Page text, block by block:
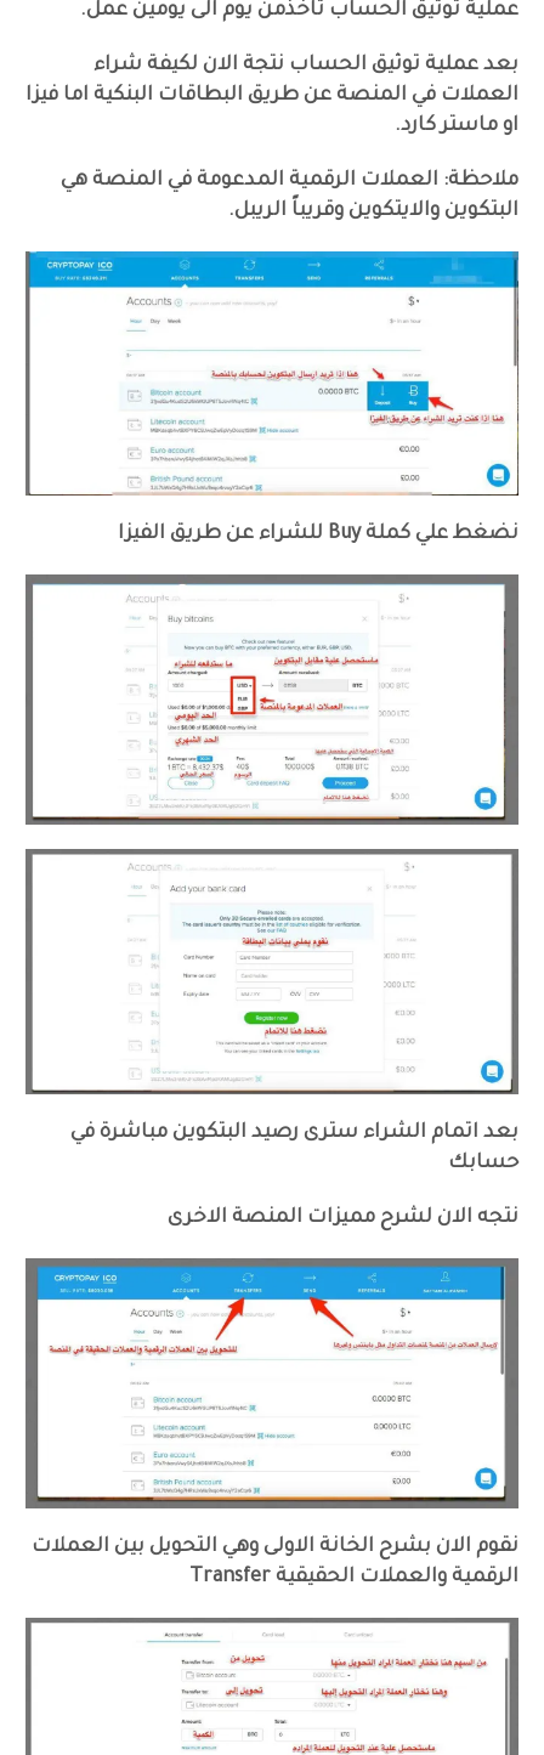
عملية توثيق الحساب تاخذمن يوم الى يومين عمل.
بعد عملية توثيق الحساب نتجة الان لكيفة شراء
العملات في المنصة عن طريق البطاقات البنكية اما فيزا
او ماستر كارد.
ملاحظة: العملات الرقمية المدعومة في المنصة هي
البتكوين والايتكوين وقريباً الريبل.
نضغط علي كملة Buy للشراء عن طريق الفيزا
بعد اتمام الشراء سترى رصيد البتكوين مباشرة في
حسابك
نتجه الان لشرح مميزات المنصة الاخرى
نقوم الان بشرح الخانة الاولى وهي التحويل بين العملات
الرقمية والعملات الحقيقية Transfer